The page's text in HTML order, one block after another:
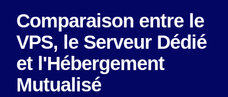
Comparaison entre le
VPS, le Serveur Dédié
et l'Hébergement
Mutualisé